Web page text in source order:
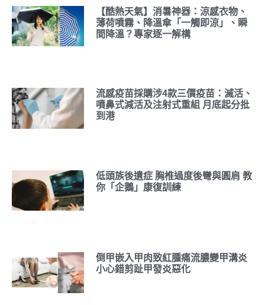
【酷熱天氣】消暑神器：涼感衣物、
薄荷噴霧、降溫傘「一觸即涼」、瞬
間降溫？專家逐一解構
流感疫苗採購涉4款三價疫苗：滅活、
噴鼻式減活及注射式重組 月底起分批
到港
低頭族後遺症 胸椎過度後彎與圓肩 教
你「企鵝」康復訓練
倒甲嵌入甲肉致紅腫痛流膿變甲溝炎
小心錯剪趾甲發炎惡化